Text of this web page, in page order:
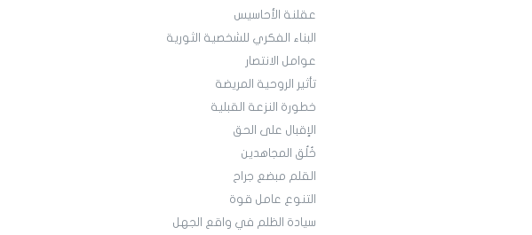
عقلنة الأحاسيس
البناء الفكري للشخصية الثورية
عوامل الانتصار
تأثير الروحية المريضة
خطورة النزعة القبلية
الإقبال على الحق
خُلُق المجاهدين
القلم مبضع جراح
التنوع عامل قوة
سيادة الظلم في واقع الجهل